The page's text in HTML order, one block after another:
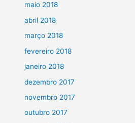
maio 2018
abril 2018
março 2018
fevereiro 2018
janeiro 2018
dezembro 2017
novembro 2017
outubro 2017